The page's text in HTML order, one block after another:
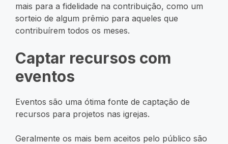
mais para a fidelidade na contribuição, como um
sorteio de algum prêmio para aqueles que
contribuírem todos os meses.
Captar recursos com
eventos
Eventos são uma ótima fonte de captação de
recursos para projetos nas igrejas.
Geralmente os mais bem aceitos pelo público são